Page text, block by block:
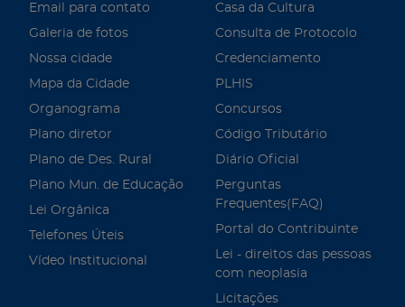
Email para contato
Galeria de fotos
Nossa cidade
Mapa da Cidade
Organograma
Plano diretor
Plano de Des. Rural
Plano Mun. de Educação
Lei Orgânica
Telefones Úteis
Vídeo Institucional
Casa da Cultura
Consulta de Protocolo
Credenciamento
PLHIS
Concursos
Código Tributário
Diário Oficial
Perguntas
Frequentes(FAQ)
Portal do Contribuinte
Lei - direitos das pessoas
com neoplasia
Licitações